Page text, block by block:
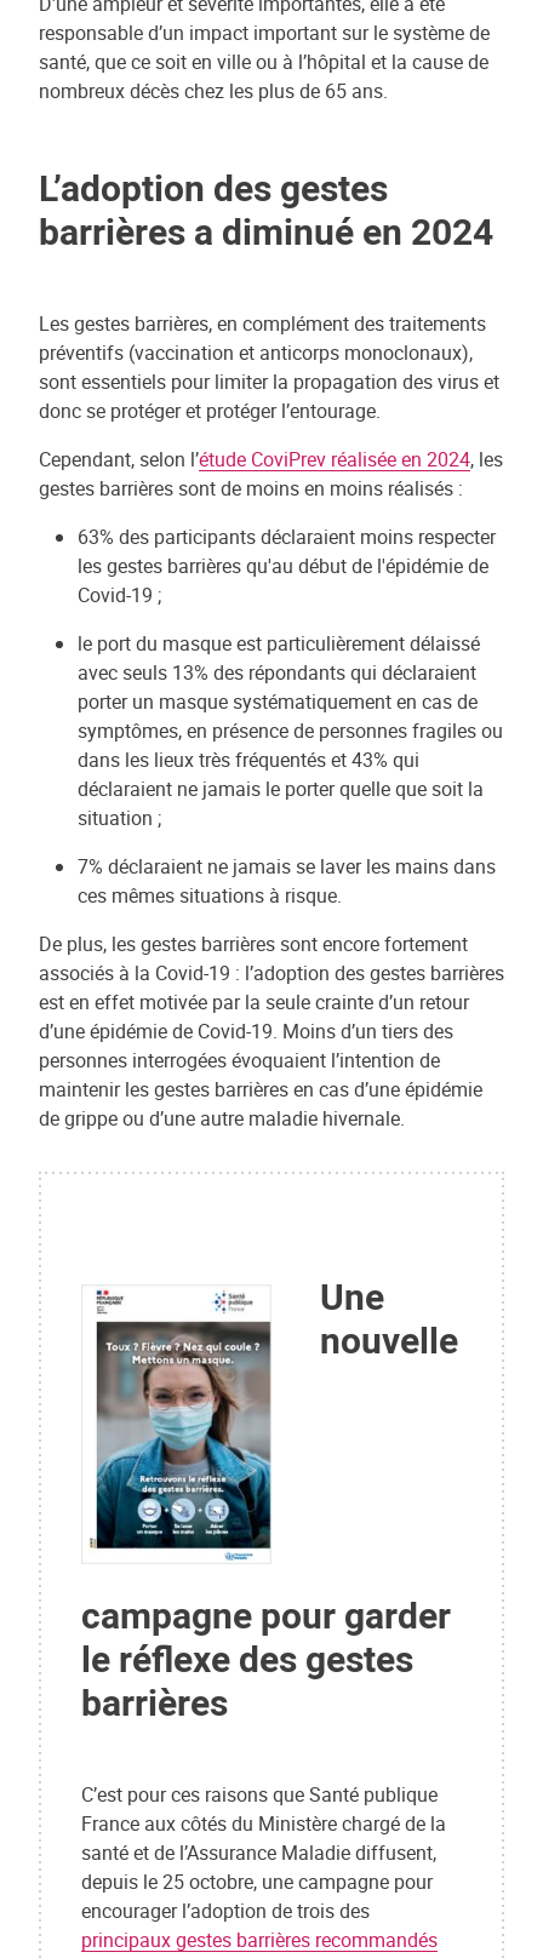
responsable d’un impact important sur le système de
santé, que ce soit en ville ou à l’hôpital et la cause de
nombreux décès chez les plus de 65 ans.
L’adoption des gestes
barrières a diminué en 2024
Les gestes barrières, en complément des traitements
préventifs (vaccination et anticorps monoclonaux),
sont essentiels pour limiter la propagation des virus et
donc se protéger et protéger l’entourage.
Cependant, selon l’étude CoviPrev réalisée en 2024, les
gestes barrières sont de moins en moins réalisés :
63% des participants déclaraient moins respecter
les gestes barrières qu'au début de l'épidémie de
Covid-19 ;
le port du masque est particulièrement délaissé
avec seuls 13% des répondants qui déclaraient
porter un masque systématiquement en cas de
symptômes, en présence de personnes fragiles ou
dans les lieux très fréquentés et 43% qui
déclaraient ne jamais le porter quelle que soit la
situation ;
7% déclaraient ne jamais se laver les mains dans
ces mêmes situations à risque.
De plus, les gestes barrières sont encore fortement
associés à la Covid-19 : l’adoption des gestes barrières
est en effet motivée par la seule crainte d’un retour
d’une épidémie de Covid-19. Moins d’un tiers des
personnes interrogées évoquaient l’intention de
maintenir les gestes barrières en cas d’une épidémie
de grippe ou d’une autre maladie hivernale.
Une
nouvelle
campagne pour garder
le réflexe des gestes
barrières
C’est pour ces raisons que Santé publique
France aux côtés du Ministère chargé de la
santé et de l’Assurance Maladie diffusent,
depuis le 25 octobre, une campagne pour
encourager l’adoption de trois des
principaux gestes barrières recommandés